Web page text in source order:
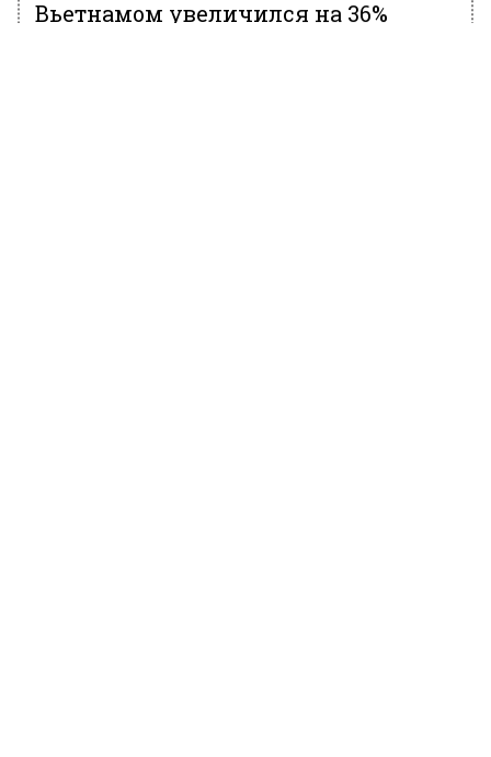
Вьетнамом увеличился на 36%